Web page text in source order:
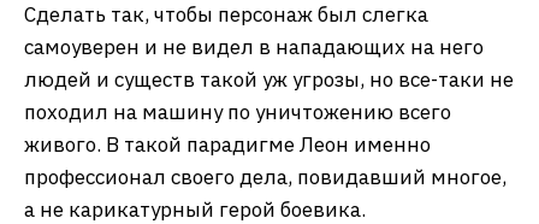
Сделать так, чтобы персонаж был слегка
самоуверен и не видел в нападающих на него
людей и существ такой уж угрозы, но все-таки не
походил на машину по уничтожению всего
живого. В такой парадигме Леон именно
профессионал своего дела, повидавший многое,
а не карикатурный герой боевика.